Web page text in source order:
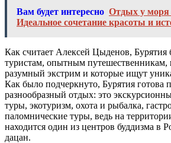
Вам будет интересно Отдых у моря
Идеальное сочетание красоты и
Как считает Алексей Цыденов, Бурятия
туристам, опытным путешественникам,
разумный экстрим и которые ищут
Как было подчеркнуто, Бурятия готова
разнообразный отдых: это
туры, экотуризм, охота и рыбалка,
паломнические туры, ведь на
находится один из центров буддизма в
дацан.